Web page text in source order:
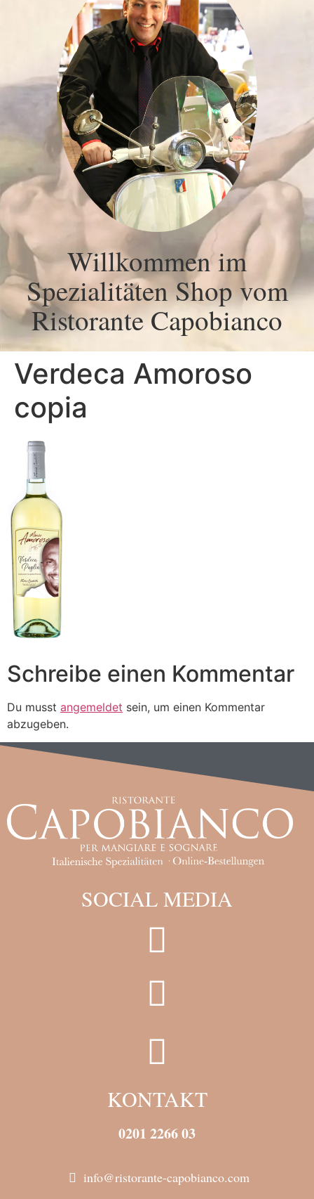
Willkommen im
Spezialitäten Shop vom
Ristorante Capobianco
Verdeca Amoroso
copia
Schreibe einen Kommentar
Du musst angemeldet sein, um einen Kommentar
abzugeben.
SOCIAL MEDIA
KONTAKT
0201 2266 03
info@ristorante-capobianco.com